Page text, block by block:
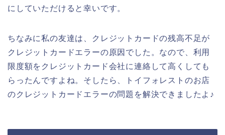
にしていただけると幸いです。
ちなみに私の友達は、クレジットカードの残高不足が
クレジットカードエラーの原因でした。なので、利用
限度額をクレジットカード会社に連絡して高くしても
らったんですよね。そしたら、トイフォレストのお店
のクレジットカードエラーの問題を解決できましたよ♪